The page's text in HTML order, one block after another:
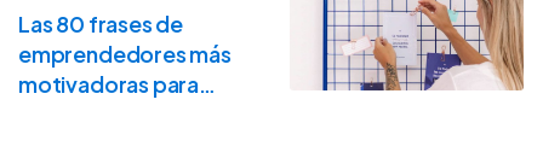
Las 80 frases de
emprendedores más
motivadoras para